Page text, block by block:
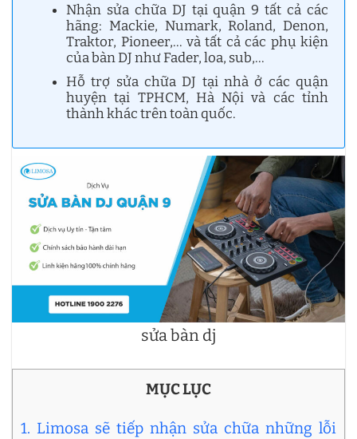
Nhận sửa chữa DJ tại quận 9 tất cả các
hãng: Mackie, Numark, Roland, Denon,
Traktor, Pioneer,… và tất cả các phụ kiện
của bàn DJ như Fader, loa, sub,…
Hỗ trợ sửa chữa DJ tại nhà ở các quận
huyện tại TPHCM, Hà Nội và các tỉnh
thành khác trên toàn quốc.
sửa bàn dj
MỤC LỤC
1. Limosa sẽ tiếp nhận sửa chữa những lỗi